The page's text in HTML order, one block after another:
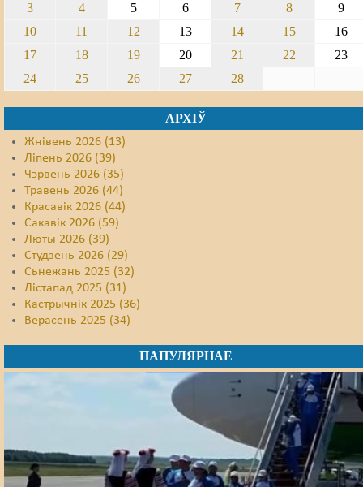
3
4 5 6 7 8
9
10
11 12 13 14 15
16
17
18 19 20 21 22
23
24
25 26 27 28
АРХІЎ
Жнівень 2026 (13)
Ліпень 2026 (39)
Чэрвень 2026 (35)
Травень 2026 (44)
Красавік 2026 (44)
Сакавік 2026 (59)
Люты 2026 (39)
Студзень 2026 (29)
Сьнежань 2025 (32)
Лістапад 2025 (31)
Кастрычнік 2025 (36)
Верасень 2025 (34)
ПАПУЛЯРНАЕ
Экалёгія
Сацыяльныя правы